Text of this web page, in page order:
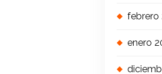
febrero
enero